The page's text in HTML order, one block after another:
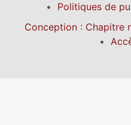
Politiques de
Conception : Chapitre